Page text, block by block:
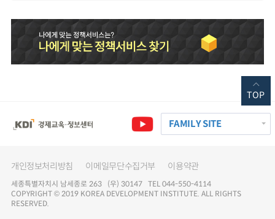
FAMILY SITE
개인정보처리방침 이메일무단수집거부 이용약관
세종특별자치시 남세종로 263 (우) 30147 TEL 044-550-4114
COPYRIGHT © 2019 KOREA DEVELOPMENT INSTITUTE. ALL RIGHTS
RESERVED.
TOP